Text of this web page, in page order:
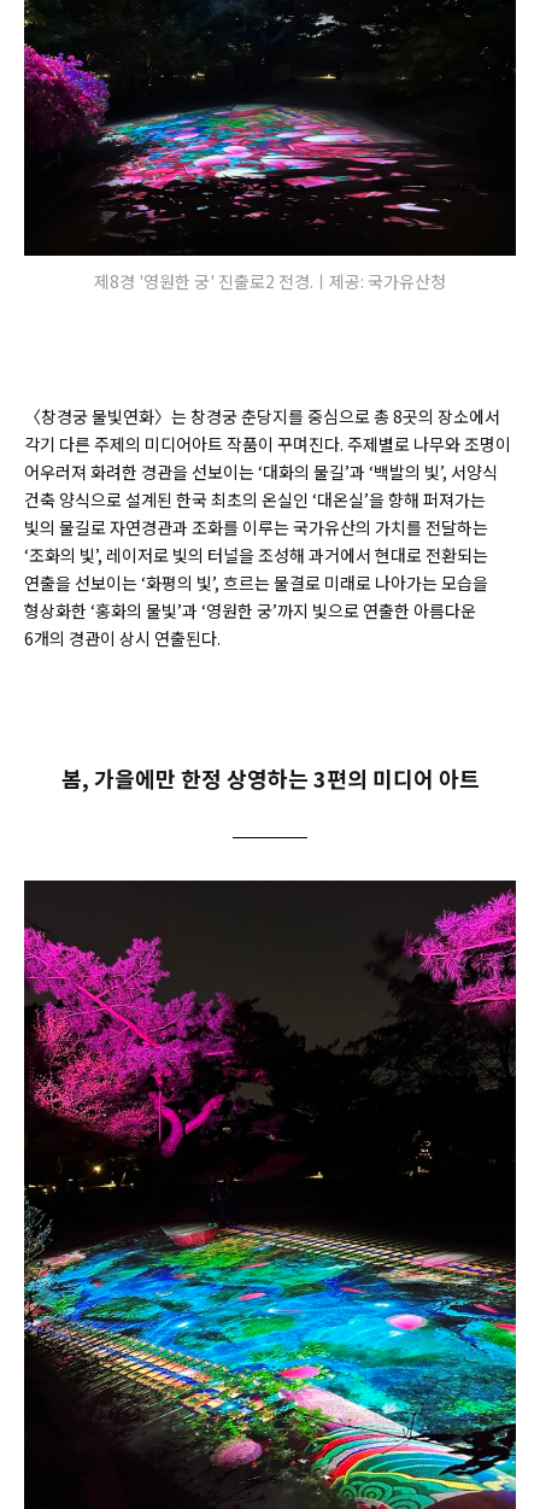
제8경 '영원한 궁' 진출로2 전경.ㅣ제공: 국가유산청
〈창경궁 물빛연화〉는 창경궁 춘당지를 중심으로 총 8곳의 장소에서
각기 다른 주제의 미디어아트 작품이 꾸며진다. 주제별로 나무와 조명이
어우러져 화려한 경관을 선보이는 ‘대화의 물길’과 ‘백발의 빛’, 서양식
건축 양식으로 설계된 한국 최초의 온실인 ‘대온실’을 향해 퍼져가는
빛의 물길로 자연경관과 조화를 이루는 국가유산의 가치를 전달하는
‘조화의 빛’, 레이저로 빛의 터널을 조성해 과거에서 현대로 전환되는
연출을 선보이는 ‘화평의 빛’, 흐르는 물결로 미래로 나아가는 모습을
형상화한 ‘홍화의 물빛’과 ‘영원한 궁’까지 빛으로 연출한 아름다운
6개의 경관이 상시 연출된다.
봄, 가을에만 한정 상영하는 3편의 미디어 아트